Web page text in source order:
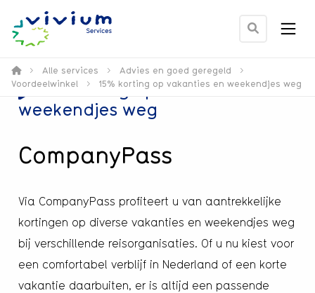
Ga
pagina
Menu
> Alle services > Advies en goed geregeld
>
Voordeelwinkel
> 15% korting op vakanties en weekendjes weg
15% korting op vakanties en
weekendjes weg
CompanyPass
Via CompanyPass profiteert u van aantrekkelijke
kortingen op diverse vakanties en weekendjes weg
bij verschillende reisorganisaties. Of u nu kiest voor
een comfortabel verblijf in Nederland of een korte
vakantie daarbuiten, er is altijd een passende